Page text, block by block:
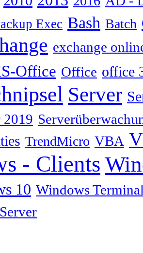
Exec Bash Batch
exchange
Office Office office
Server
2019
TrendMicro VBA
- Clients
10 Windows